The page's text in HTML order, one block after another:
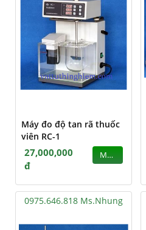
Máy đo độ tan rã thuốc
viên RC-1
27,000,000
đ
MUA
0975.646.818 Ms.Nhung